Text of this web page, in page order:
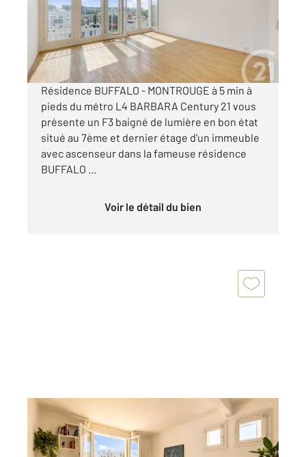
Appartement F3 à vendre
499 000 €
Visiter le site dédié
Résidence BUFFALO - MONTROUGE à 5 min à
pieds du métro L4 BARBARA Century 21 vous
présente un F3 baigné de lumière en bon état
situé au 7ème et dernier étage d'un immeuble
avec ascenseur dans la fameuse résidence
BUFFALO ...
Voir le détail du bien
BAGNEUX 92
29,80 m 2, 1 pièce
Ref : 12032